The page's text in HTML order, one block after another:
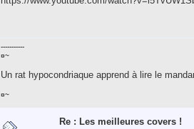
-----------
¤~
Un rat hypocondriaque apprend à lire le
¤~
Re : Les meilleures covers !